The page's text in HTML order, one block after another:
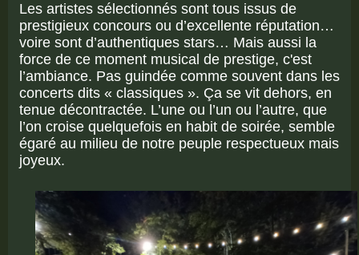
Les artistes sélectionnés sont tous issus de
prestigieux concours ou d’excellente réputation…
voire sont d’authentiques stars… Mais aussi la
force de ce moment musical de prestige, c'est
l’ambiance. Pas guindée comme souvent dans les
concerts dits « classiques ». Ça se vit dehors, en
tenue décontractée. L’une ou l’un ou l’autre, que
l’on croise quelquefois en habit de soirée, semble
égaré au milieu de notre peuple respectueux mais
joyeux.